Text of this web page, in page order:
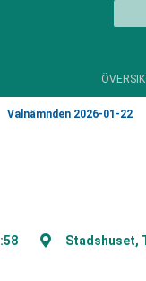
Valnämnden 2026-01-22
Stadshuset,